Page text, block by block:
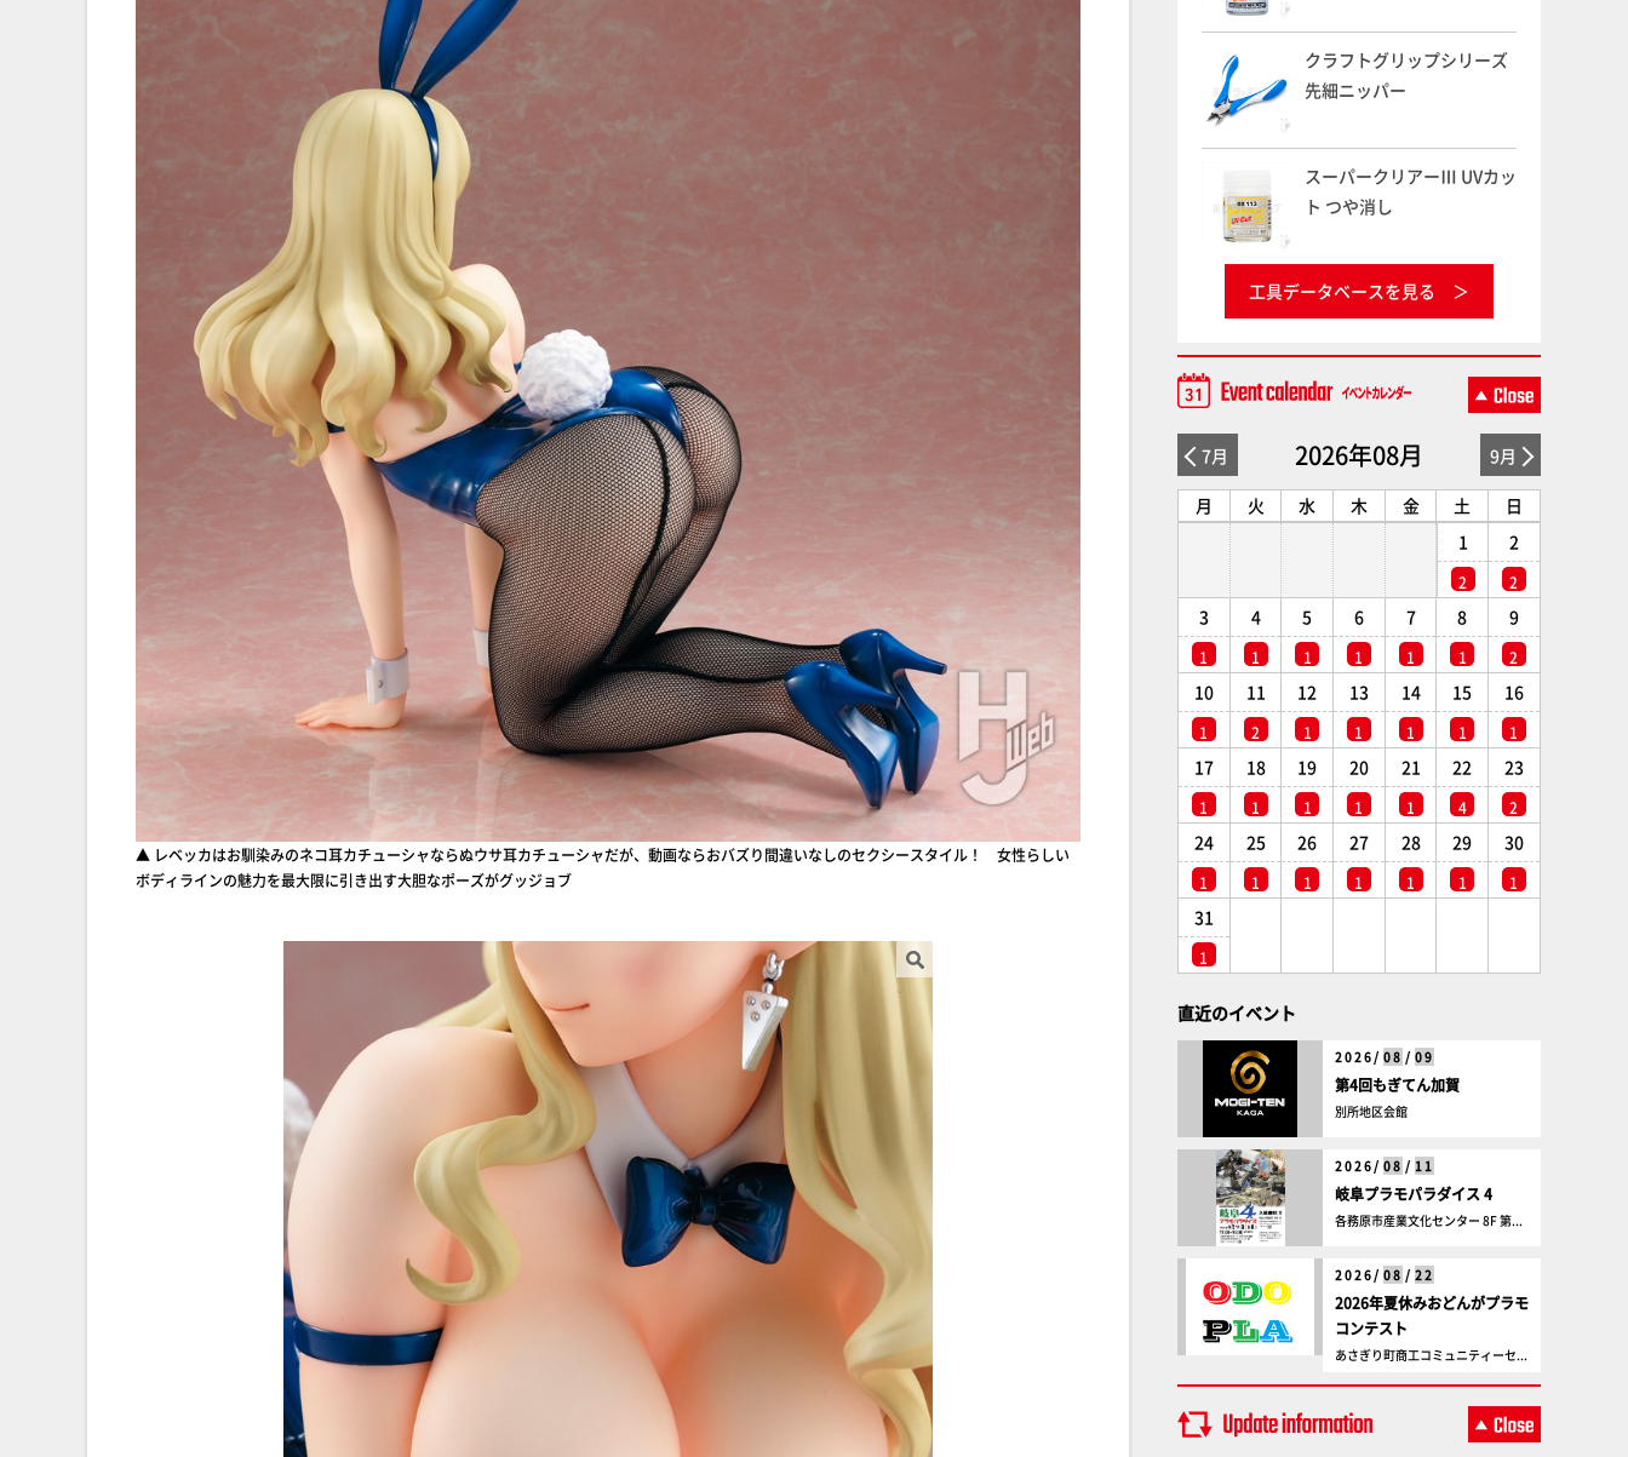
▲ レベッカはお馴染みのネコ耳カチューシャならぬウサ耳カチューシャだが、動画ならおバズり間違いなしのセクシースタイル！ 女性らしい
ボディラインの魅力を最大限に引き出す大胆なポーズがグッジョブ
クラフトグリップシリーズ
先細ニッパー
スーパークリアーⅢ UVカッ
ト つや消し
工具データベースを見る
7月 2026年08月 9月
月 火 水 木 金 土
日
1
2
2
2
3
1
4
1
5
1
6
1
7
1
8
1
9
2
10
1
11
2
12
1
13
1
14
1
15
1
16
1
17
1
18
1
19
1
20
1
21
1
22
4
23
2
24
1
25
1
26
1
27
1
28
1
29
1
30
1
31
1
直近のイベント
2026/ 08 / 09
第4回もぎてん加賀
別所地区会館
2026/ 08 / 11
岐阜プラモパラダイス 4
各務原市産業文化センター 8F 第...
2026/ 08 / 22
2026年夏休みおどんがプラモ
コンテスト
あさぎり町商工コミュニティーセ...